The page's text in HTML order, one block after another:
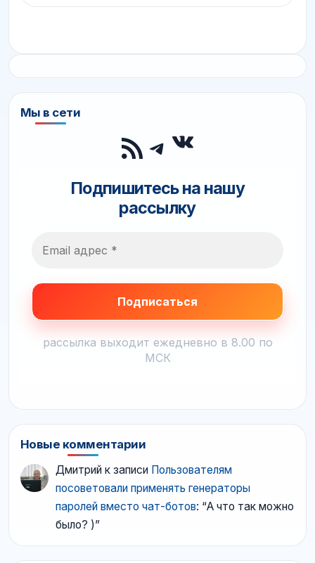
Мы в сети
RSS-лента
Telegram
ВКонтакте
Подпишитесь на нашу
рассылку
рассылка выходит ежедневно в 8.00 по
МСК
Новые комментарии
Дмитрий к записи Пользователям
посоветовали применять генераторы
паролей вместо чат-ботов: “А что так можно
было? )”